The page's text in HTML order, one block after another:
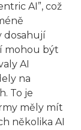
AI”, což
dosahují
mohou být
AI
na
To je
měly mít
několika AI